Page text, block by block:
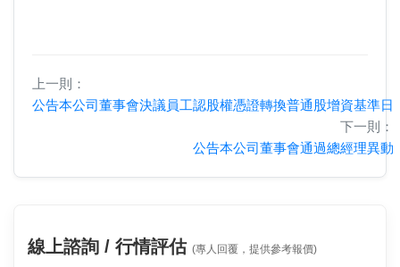
上一則：
公告本公司董事會決議員工認股權憑證轉換普通股增資基準日
下一則：
公告本公司董事會通過總經理異動
線上諮詢 / 行情評估 (專人回覆，提供參考報價)